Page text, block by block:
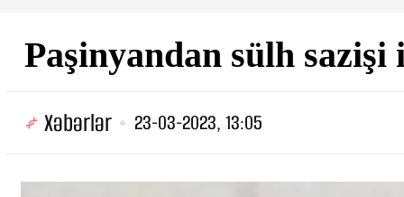
Paşinyandan sülh
Xəbərlər 23-03-2023, 13:05